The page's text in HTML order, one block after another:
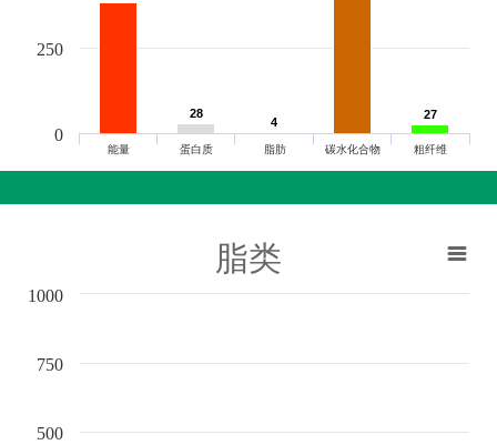
28
28
4
4
27
27
能量 蛋白质 脂肪 碳水化合物 粗纤维
0
250
脂类
500
750
1000